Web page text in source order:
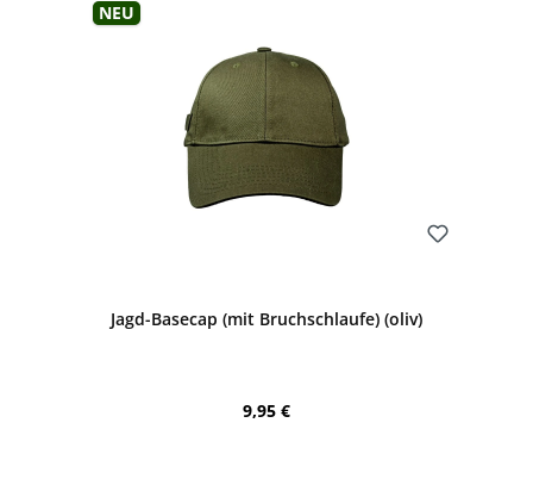
Neu
Jagd-Basecap (mit Bruchschlaufe) (oliv)
Regulärer Preis:
9,95 €